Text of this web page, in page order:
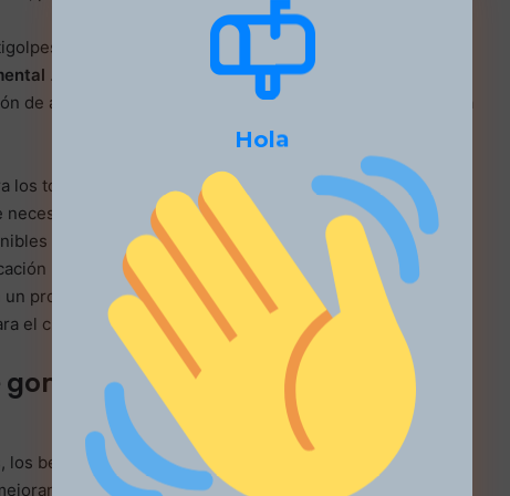
han dejado de ser un complemento estético para
. No se trata de un gasto, sino de una decisión
de accidentes, la calidad del ambiente de aprendizaje y la
tomadores de decisiones escolares. A lo largo de las
saber para realizar una compra informada: desde
hasta el complejo panorama normativo en España y
práctica para seleccionar al proveedor adecuado. El
proceso claro y seguro, garantizando que cada metro
el crecimiento y el bienestar de sus estudiantes.
goma? más allá de la
beneficios de los pisos de seguridad modernos se
el entorno de maneras a menudo insospechadas.
Hola